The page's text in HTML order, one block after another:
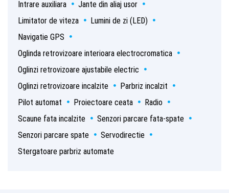
Intrare auxiliara
Jante din aliaj usor
Limitator de viteza
Lumini de zi (LED)
Navigatie GPS
Oglinda retrovizoare interioara electrocromatica
Oglinzi retrovizoare ajustabile electric
Oglinzi retrovizoare incalzite
Parbriz incalzit
Pilot automat
Proiectoare ceata
Radio
Scaune fata incalzite
Senzori parcare fata-spate
Senzori parcare spate
Servodirectie
Stergatoare parbriz automate